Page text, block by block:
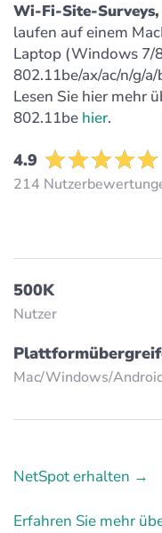
Wi-Fi-Site-Surveys,
laufen auf einem
Laptop (Windows 7/
802.11be/ax/ac/n/g/
Lesen Sie hier mehr
802.11be hier.
4.9
214
500K
Nutzer
Mac/Windows/
NetSpot erhalten →
Erfahren Sie mehr